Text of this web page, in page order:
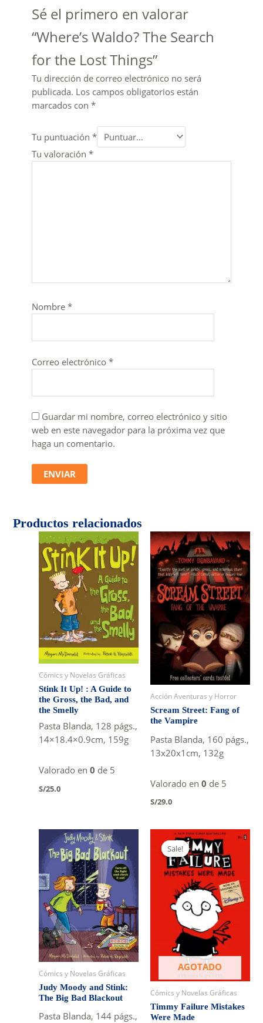
Sé el primero en valorar
“Where’s Waldo? The Search
for the Lost Things”
Tu dirección de correo electrónico no será
publicada. Los campos obligatorios están
marcados con *
Tu puntuación *
Tu valoración *
Nombre *
Correo electrónico *
Guardar mi nombre, correo electrónico y sitio
web en este navegador para la próxima vez que
haga un comentario.
Productos relacionados
Cómics y Novelas Gráficas
Stink It Up! : A Guide to
the Gross, the Bad, and
the Smelly
Pasta Blanda, 128 págs.,
14×18.4×0.9cm, 159g
Valorado en0 de 5
S/25.0
Acción Aventuras y Horror
Scream Street: Fang of
the Vampire
Pasta Blanda, 160 págs.,
13x20x1cm, 132g
Valorado en 0 de 5
S/29.0
Cómics y Novelas Gráficas
Judy Moody and Stink:
The Big Bad Blackout
Pasta Blanda, 144 págs.,
Sale!
AGOTADO
Sale!
Cómics y Novelas Gráficas
Timmy Failure Mistakes
Were Made